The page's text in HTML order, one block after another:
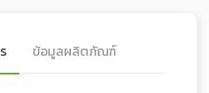
ข้อมูลผลิตภัณฑ์